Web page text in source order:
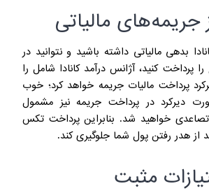
جریمه‌های مالیاتی
بدهی مالیاتی داشته باشید و نتوانید در
پرداخت کنید، آژانس درآمد کانادا شامل را
پرداخت مالیات جریمه خواهد کرد؛ خوب
دیرکرد در پرداخت جریمه نیز مشمول
خواهید شد. بنابراین پرداخت تکس
از هدر رفتن پول شما جلوگیری کند.
مثبت